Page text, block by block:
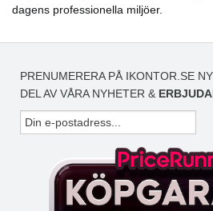
dagens professionella miljöer.
PRENUMERERA PÅ IKONTOR.SE
DEL AV VÅRA NYHETER &